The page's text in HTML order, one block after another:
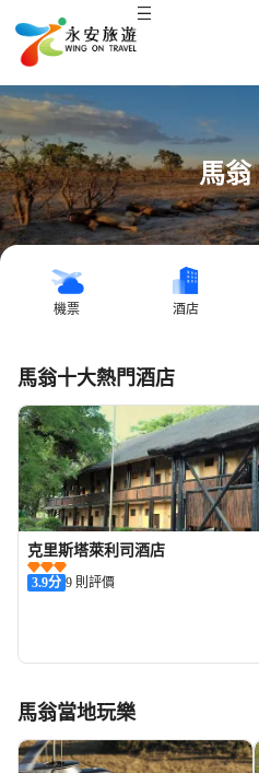
馬翁
機票 酒店
馬翁十大熱門酒店
克里斯塔萊利司酒店
3.9分 9 則評價
馬翁當地玩樂